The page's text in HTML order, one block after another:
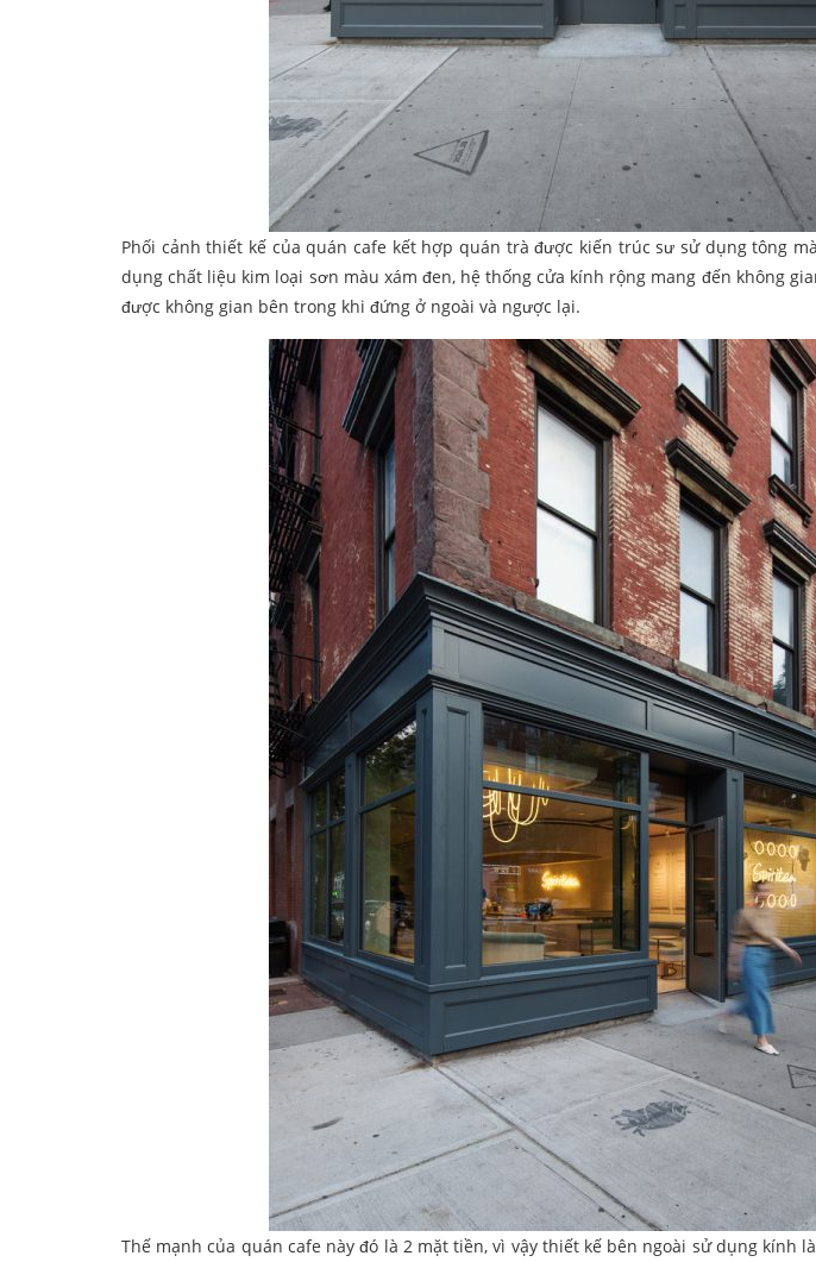
Phối cảnh thiết kế của quán cafe kết hợp quán trà được kiến trúc sư sử dụng tông
dụng chất liệu kim loại sơn màu xám đen, hệ thống cửa kính rộng mang đến không
được không gian bên trong khi đứng ở ngoài và ngược lại.
Thế mạnh của quán cafe này đó là 2 mặt tiền, vì vậy thiết kế bên ngoài sử dụng kính